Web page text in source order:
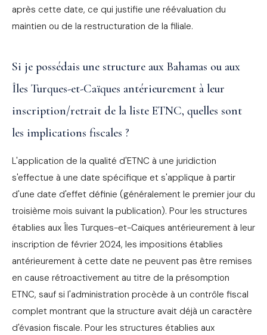
après cette date, ce qui justifie une réévaluation du
maintien ou de la restructuration de la filiale.
Si je possédais une structure aux Bahamas ou aux
Îles Turques-et-Caïques antérieurement à leur
inscription/retrait de la liste ETNC, quelles sont
les implications fiscales ?
L'application de la qualité d'ETNC à une juridiction
s'effectue à une date spécifique et s'applique à partir
d'une date d'effet définie (généralement le premier jour du
troisième mois suivant la publication). Pour les structures
établies aux Îles Turques-et-Caïques antérieurement à leur
inscription de février 2024, les impositions établies
antérieurement à cette date ne peuvent pas être remises
en cause rétroactivement au titre de la présomption
ETNC, sauf si l'administration procède à un contrôle fiscal
complet montrant que la structure avait déjà un caractère
d'évasion fiscale. Pour les structures établies aux